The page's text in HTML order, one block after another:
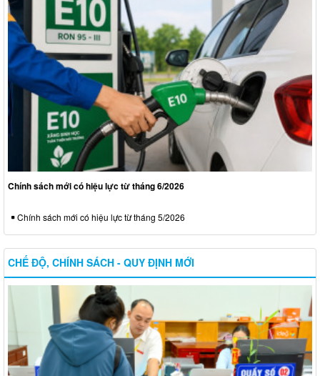
Chính sách mới có hiệu lực từ tháng 6/2026
Chính sách mới có hiệu lực từ tháng 5/2026
CHẾ ĐỘ, CHÍNH SÁCH - QUY ĐỊNH MỚI